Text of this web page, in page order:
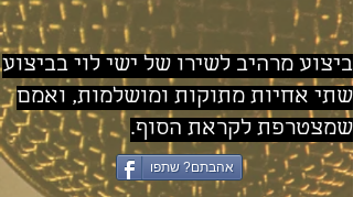
ביצוע מרהיב לשירו של ישי לוי בביצוע
שתי אחיות מתוקות ומושלמות, ואמם
שמצטרפת לקראת הסוף.
אהבתם? שתפו